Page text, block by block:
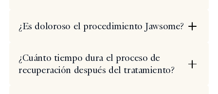
¿Es doloroso el procedimiento Jawsome?
¿Cuánto tiempo dura el proceso de
recuperación después del tratamiento?